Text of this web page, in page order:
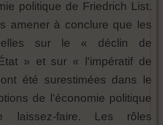
politique de Friedrich List.
amener à conclure que les
sur le « déclin de
» et sur « l'impératif de
été surestimées dans le
de l'économie politique
laissez-faire. Les rôles